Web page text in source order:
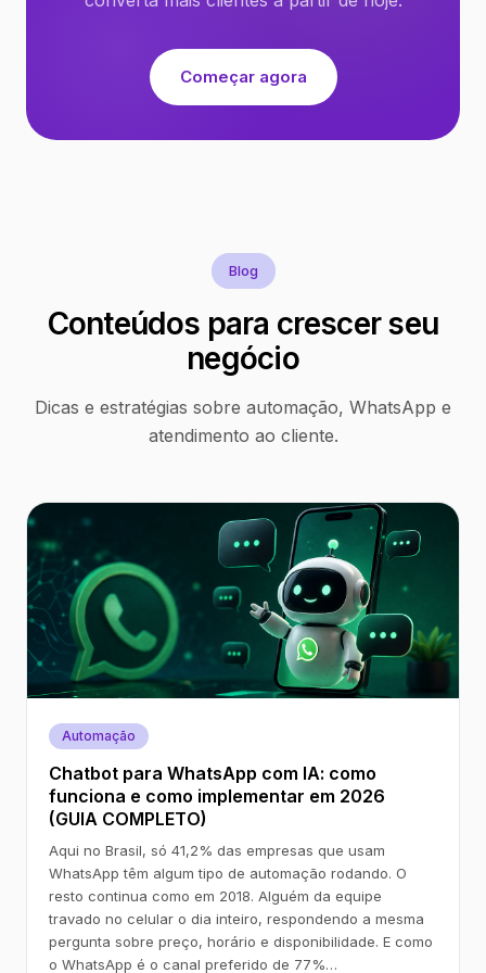
Começar agora
Blog
Conteúdos para crescer seu
negócio
Dicas e estratégias sobre automação, WhatsApp e
atendimento ao cliente.
Automação
Chatbot para WhatsApp com IA: como
funciona e como implementar em 2026
(GUIA COMPLETO)
Aqui no Brasil, só 41,2% das empresas que usam
WhatsApp têm algum tipo de automação rodando. O
resto continua como em 2018. Alguém da equipe
travado no celular o dia inteiro, respondendo a mesma
pergunta sobre preço, horário e disponibilidade. E como
o WhatsApp é o canal preferido de 77%…